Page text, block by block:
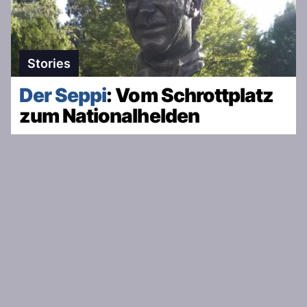
Stories
Der Seppi: Vom Schrottplatz
zum Nationalhelden